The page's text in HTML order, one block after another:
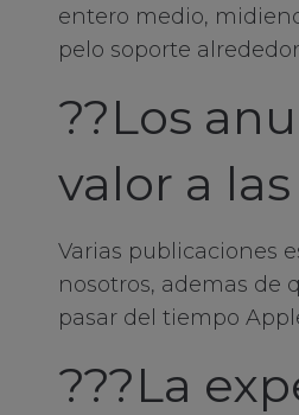
entero medio,
pelo soporte
??Los
valor a
Varias publicaciones
nosotros, ademas de
pasar del tiempo
???La